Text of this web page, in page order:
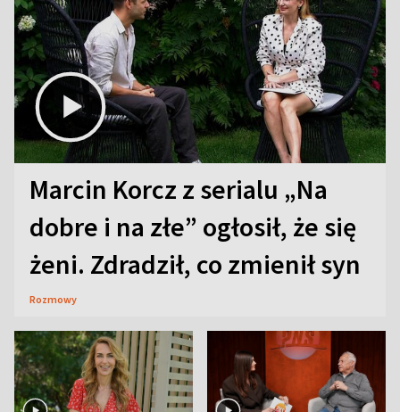
Marcin Korcz z serialu „Na
dobre i na złe” ogłosił, że się
żeni. Zdradził, co zmienił syn
Rozmowy